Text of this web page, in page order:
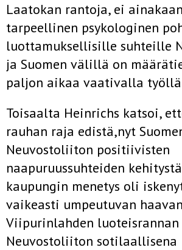
Laatokan rantoja, ei
tarpeellinen psykologinen
luottamuksellisille suhteille
ja Suomen välillä on
paljon aikaa vaativalla
Toisaalta Heinrichs katsoi,
rauhan raja edistä,nyt
Neuvostoliiton positiivisten
naapuruussuhteiden
kaupungin menetys oli
vaikeasti umpeutuvan
Viipurinlahden luoteisrannan
Neuvostoliiton sotilaallisena